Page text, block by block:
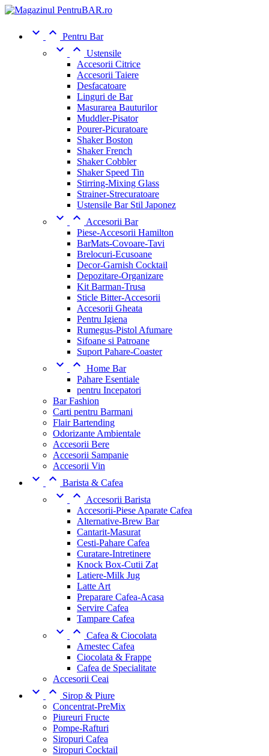
  Pentru Bar
  Ustensile
Accesorii Citrice
Accesorii Taiere
Desfacatoare
Linguri de Bar
Masurarea Bauturilor
Muddler-Pisator
Pourer-Picuratoare
Shaker Boston
Shaker French
Shaker Cobbler
Shaker Speed Tin
Stirring-Mixing Glass
Strainer-Strecuratoare
Ustensile Bar Stil Japonez
  Accesorii Bar
Piese-Accesorii Hamilton
BarMats-Covoare-Tavi
Brelocuri-Ecusoane
Decor-Garnish Cocktail
Depozitare-Organizare
Kit Barman-Trusa
Sticle Bitter-Accesorii
Accesorii Gheata
Pentru Igiena
Rumegus-Pistol Afumare
Sifoane si Patroane
Suport Pahare-Coaster
  Home Bar
Pahare Esentiale
pentru Incepatori
Bar Fashion
Carti pentru Barmani
Flair Bartending
Odorizante Ambientale
Accesorii Bere
Accesorii Sampanie
Accesorii Vin
  Barista & Cafea
  Accesorii Barista
Accesorii-Piese Aparate Cafea
Alternative-Brew Bar
Cantarit-Masurat
Cesti-Pahare Cafea
Curatare-Intretinere
Knock Box-Cutii Zat
Latiere-Milk Jug
Latte Art
Preparare Cafea-Acasa
Servire Cafea
Tampare Cafea
  Cafea & Ciocolata
Amestec Cafea
Ciocolata & Frappe
Cafea de Specialitate
Accesorii Ceai
 
Sirop & Piure
Concentrat-PreMix
Piureuri Fructe
Pompe-Rafturi
Siropuri Cafea
Siropuri Cocktail